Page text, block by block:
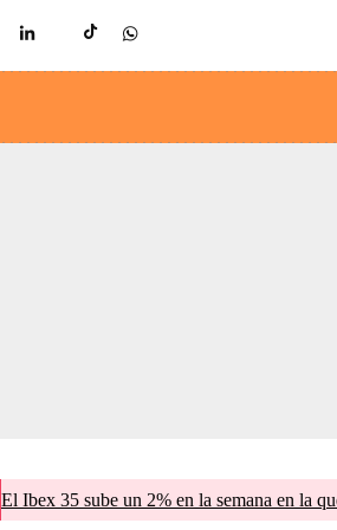
El Ibex 35 sube un 2% en la semana en la